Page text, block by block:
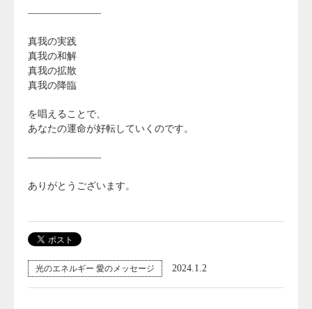
———————–
真我の実践
真我の和解
真我の拡散
真我の降臨
を唱えることで、
あなたの運命が好転していくのです。
———————–
ありがとうございます。
光のエネルギー 愛のメッセージ 2024.1.2